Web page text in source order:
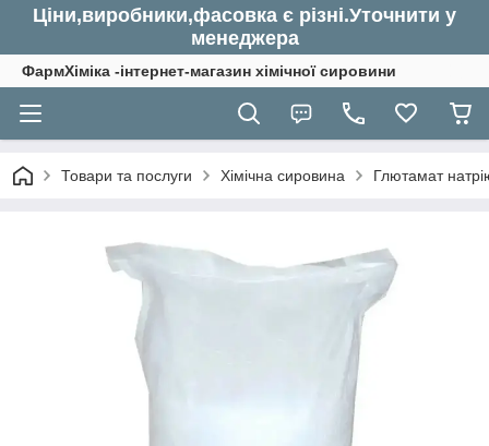
Ціни,виробники,фасовка є різні.Уточнити у
менеджера
ФармХіміка -інтернет-магазин хімічної сировини
Товари та послуги Хімічна сировина Глютамат